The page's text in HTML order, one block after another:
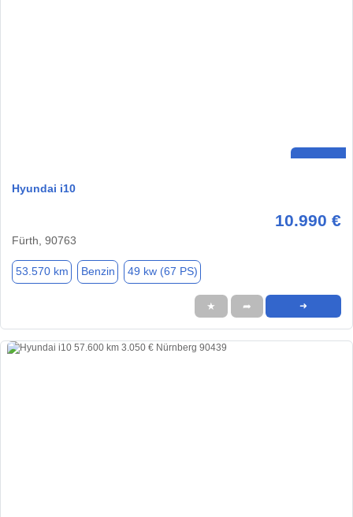
Hyundai i10
10.990 €
Fürth, 90763
53.570 km Benzin 49 kw (67 PS)
★ ➦ ➜